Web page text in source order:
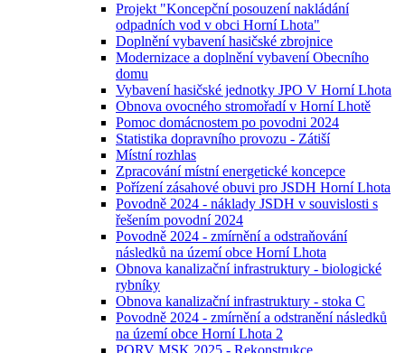
Projekt "Koncepční posouzení nakládání
odpadních vod v obci Horní Lhota"
Doplnění vybavení hasičské zbrojnice
Modernizace a doplnění vybavení Obecního
domu
Vybavení hasičské jednotky JPO V Horní Lhota
Obnova ovocného stromořadí v Horní Lhotě
Pomoc domácnostem po povodni 2024
Statistika dopravního provozu - Zátiší
Místní rozhlas
Zpracování místní energetické koncepce
Pořízení zásahové obuvi pro JSDH Horní Lhota
Povodně 2024 - náklady JSDH v souvislosti s
řešením povodní 2024
Povodně 2024 - zmírnění a odstraňování
následků na území obce Horní Lhota
Obnova kanalizační infrastruktury - biologické
rybníky
Obnova kanalizační infrastruktury - stoka C
Povodně 2024 - zmírnění a odstranění následků
na území obce Horní Lhota 2
PORV MSK 2025 - Rekonstrukce